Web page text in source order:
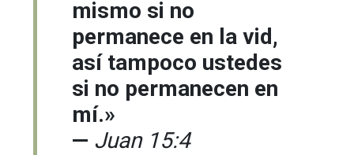
mismo si no
permanece en la vid,
así tampoco ustedes
si no permanecen en
mí.»
— Juan 15:4